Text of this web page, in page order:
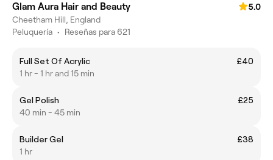
Glam Aura Hair and Beauty
5.0
Cheetham Hill, England
Peluquería • Reseñas para 621
Full Set Of Acrylic
£40
1 hr - 1 hr and 15 min
Gel Polish
£25
40 min - 45 min
Builder Gel
£38
1 hr